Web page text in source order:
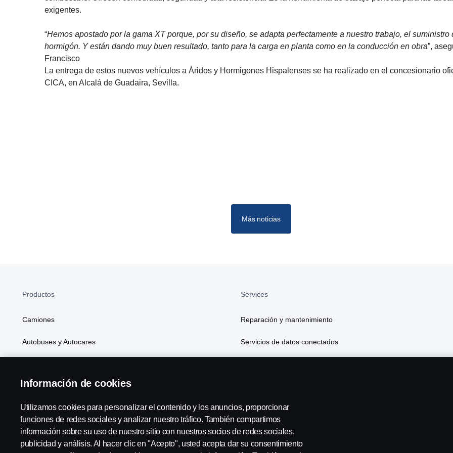
exigentes.
“Hemos apostado por la gama XT porque, por su diseño, se adapta perfectamente a nuestro trabajo, el suministro
hormigón. Y están dando muy buen resultado, tanto para la carga en planta como en la conducción en obra”,
Francisco
La entrega de estos nuevos vehículos a Áridos y Hormigones Hispalenses se ha realizado en el concesionario
CICA, en Alcalá de Guadaira, Sevilla.
Más noticias
Productos
Camiones
Autobuses y Autocares
Atributos
Services
Reparación y mantenimiento
Servicios de datos conectados
Scania in Your Region: España
Información de cookies
Utilizamos cookies para personalizar el contenido y los anuncios, proporcionar
funciones de redes sociales y analizar nuestro tráfico. También compartimos
información sobre su uso de nuestro sitio con nuestros socios de redes sociales,
publicidad y análisis. Al hacer clic en "Acepto", usted acepta dar su consentimiento